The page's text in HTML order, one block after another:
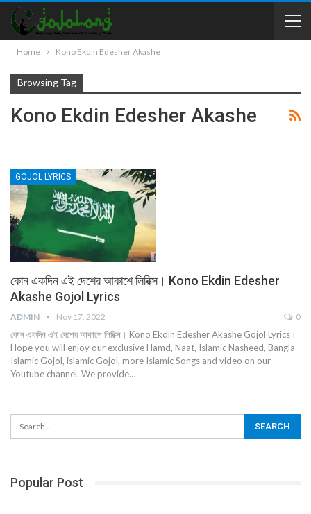
Home Kono Ekdin Edesher Akashe
Browsing Tag
Kono Ekdin Edesher Akashe
GOJOL LYRICS
কোন একদিন এই দেশের আকাশে লিরিক্স। Kono Ekdin Edesher
Akashe Gojol Lyrics
ADMIN Nov 17, 2022 0
কোন একদিন এই দেশের আকাশে লিরিক্স। Kono Ekdin Edesher Akashe Gojol Lyrics।
Hope you will enjoy our exclusive Hamd, Naat, Islamic Nasheed, Bangla
Islamic Gojol, islamic Gojol, more Islamic Songs and video on our
Youtube channel. We provide…
Popular Post